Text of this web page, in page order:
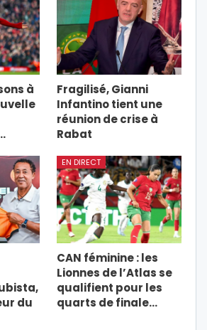
à
Fragilisé, Gianni
Infantino tient une
réunion de crise à
Rabat
du
EN DIRECT
CAN féminine : les
Lionnes de l’Atlas se
qualifient pour les
quarts de finale…